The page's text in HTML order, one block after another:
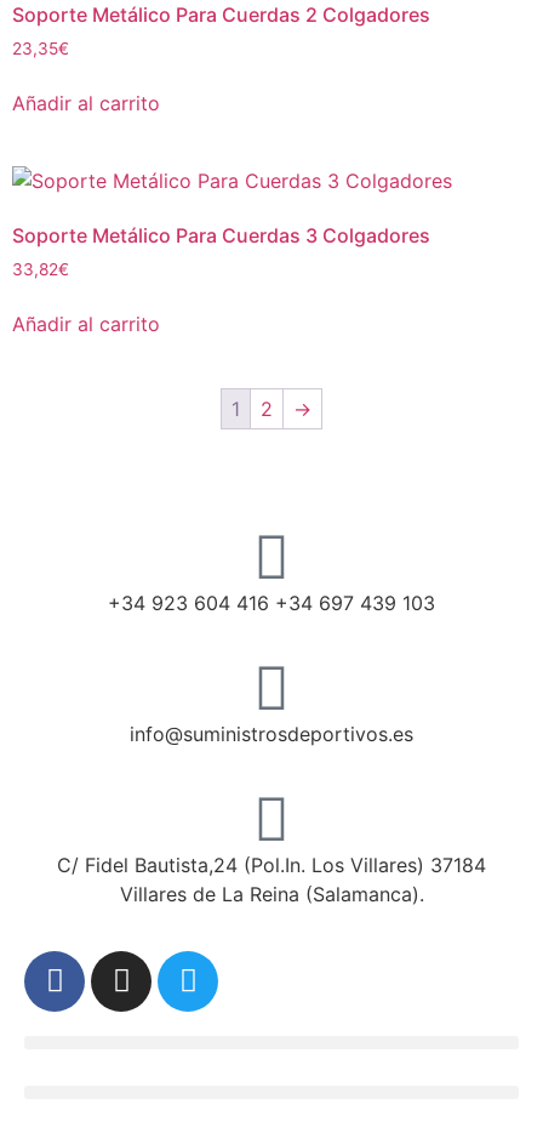
Soporte Metálico Para Cuerdas 2 Colgadores
23,35€
Añadir al carrito
Soporte Metálico Para Cuerdas 3 Colgadores
33,82€
Añadir al carrito
1 2 →
+34 923 604 416 +34 697 439 103
info@suministrosdeportivos.es
C/ Fidel Bautista,24 (Pol.In. Los Villares) 37184
Villares de La Reina (Salamanca).